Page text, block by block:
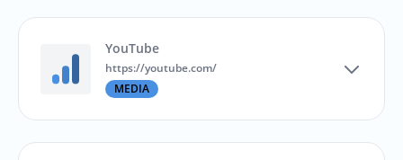
YouTube
https://youtube.com/
MEDIA